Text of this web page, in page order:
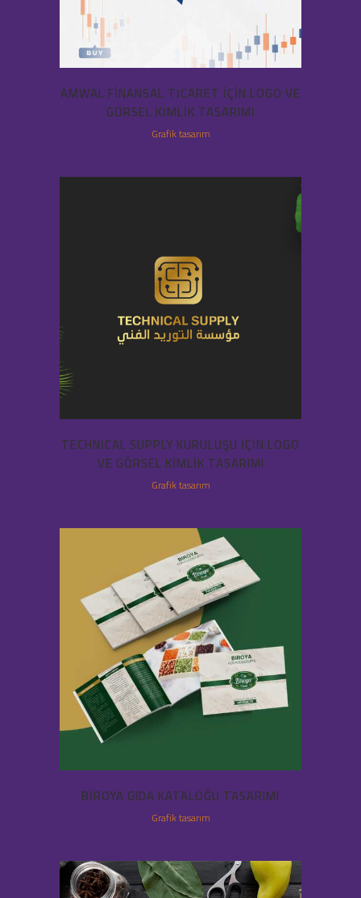
AMWAL FINANSAL TICARET IÇIN LOGO VE
GÖRSEL KIMLIK TASARIMI
Grafik tasarım
TECHNICAL SUPPLY KURULUŞU IÇIN LOGO
VE GÖRSEL KIMLIK TASARIMI
Grafik tasarım
BIROYA GIDA KATALOĞU TASARIMI
Grafik tasarım